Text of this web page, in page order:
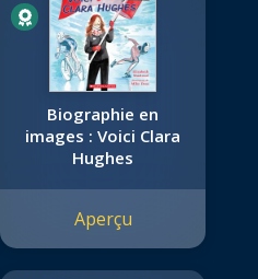
Biographie en
images : Voici Clara
Hughes
Aperçu